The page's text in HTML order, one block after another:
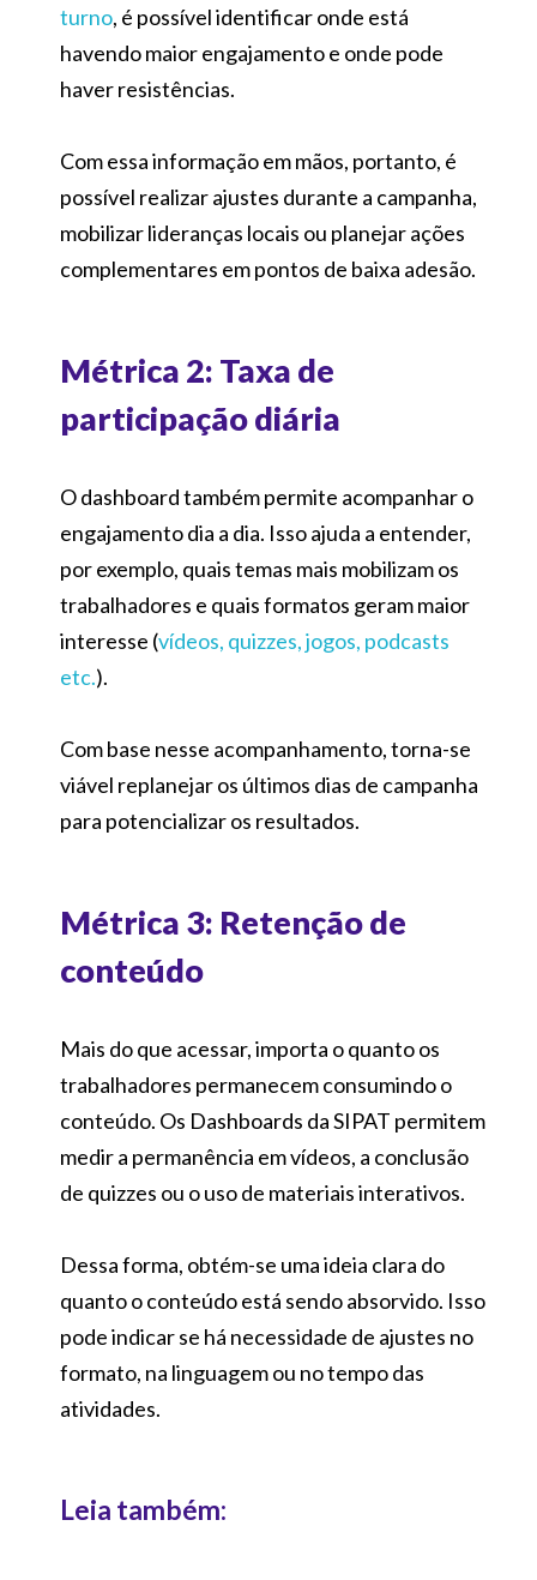
turno, é possível identificar onde está
havendo maior engajamento e onde pode
haver resistências.
Com essa informação em mãos, portanto, é
possível realizar ajustes durante a campanha,
mobilizar lideranças locais ou planejar ações
complementares em pontos de baixa adesão.
Métrica 2: Taxa de
participação diária
O dashboard também permite acompanhar o
engajamento dia a dia. Isso ajuda a entender,
por exemplo, quais temas mais mobilizam os
trabalhadores e quais formatos geram maior
interesse (vídeos, quizzes, jogos, podcasts
etc.).
Com base nesse acompanhamento, torna-se
viável replanejar os últimos dias de campanha
para potencializar os resultados.
Métrica 3: Retenção de
conteúdo
Mais do que acessar, importa o quanto os
trabalhadores permanecem consumindo o
conteúdo. Os Dashboards da SIPAT permitem
medir a permanência em vídeos, a conclusão
de quizzes ou o uso de materiais interativos.
Dessa forma, obtém-se uma ideia clara do
quanto o conteúdo está sendo absorvido. Isso
pode indicar se há necessidade de ajustes no
formato, na linguagem ou no tempo das
atividades.
Leia também: